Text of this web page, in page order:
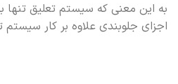
به این معنی که سیستم تعلیق تنها
اجزای جلوبندی علاوه بر کار